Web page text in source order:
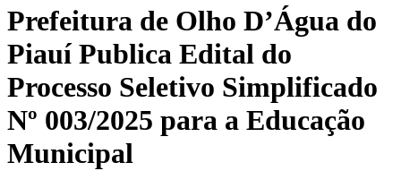
Prefeitura de Olho D’Água do
Piauí Publica Edital do
Processo Seletivo Simplificado
Nº 003/2025 para a Educação
Municipal